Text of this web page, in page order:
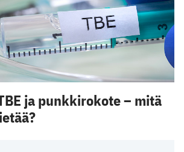
ja punkkirokote – mitä